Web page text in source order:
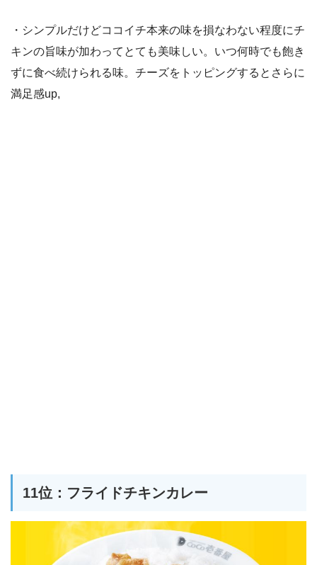
・シンプルだけどココイチ本来の味を損なわない程度にチ
キンの旨味が加わってとても美味しい。いつ何時でも飽き
ずに食べ続けられる味。チーズをトッピングするとさらに
満足感up,
11位：フライドチキンカレー